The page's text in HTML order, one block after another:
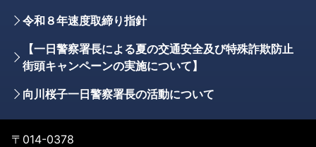
令和８年速度取締り指針
【一日警察署長による夏の交通安全及び特殊詐欺防止
街頭キャンペーンの実施について】
向川桜子一日警察署長の活動について
〒014-0378